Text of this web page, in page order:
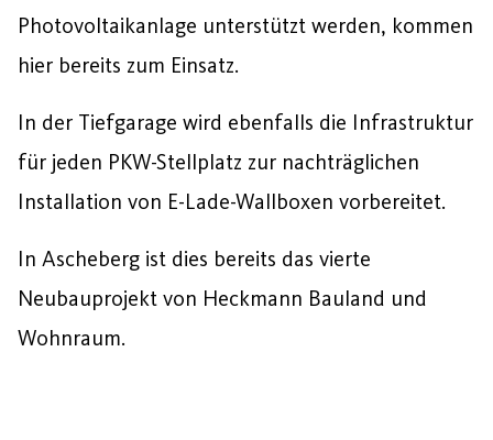
Photovoltaikanlage unterstützt werden, kommen
hier bereits zum Einsatz.
In der Tiefgarage wird ebenfalls die Infrastruktur
für jeden PKW-Stellplatz zur nachträglichen
Installation von E-Lade-Wallboxen vorbereitet.
In Ascheberg ist dies bereits das vierte
Neubauprojekt von Heckmann Bauland und
Wohnraum.